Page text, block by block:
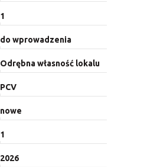
1
do wprowadzenia
Odrębna własność lokalu
PCV
nowe
1
2026